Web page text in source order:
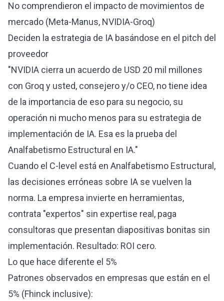
No comprendieron el impacto de movimientos de
mercado (Meta-Manus, NVIDIA-Groq)
Deciden la estrategia de IA basándose en el pitch del
proveedor
"NVIDIA cierra un acuerdo de USD 20 mil millones
con Groq y usted, consejero y/o CEO, no tiene idea
de la importancia de eso para su negocio, su
operación ni mucho menos para su estrategia de
implementación de IA. Esa es la prueba del
Analfabetismo Estructural en IA."
Cuando el C-level está en Analfabetismo Estructural,
las decisiones erróneas sobre IA se vuelven la
norma. La empresa invierte en herramientas,
contrata "expertos" sin expertise real, paga
consultoras que presentan diapositivas bonitas sin
implementación. Resultado: ROI cero.
Lo que hace diferente el 5%
Patrones observados en empresas que están en el
5% (Fhinck inclusive):